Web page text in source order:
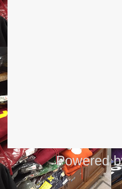
Powered